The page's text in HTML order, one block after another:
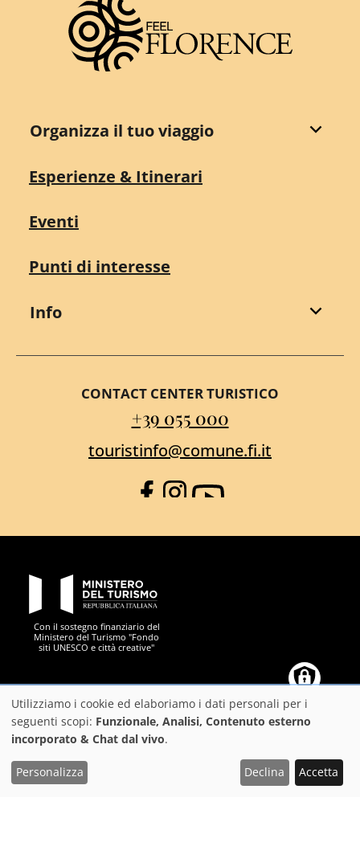
Organizza il tuo viaggio
Esperienze & Itinerari
Eventi
Punti di interesse
Info
CONTACT CENTER TURISTICO
+39 055 000
touristinfo@comune.fi.it
Facebook
Instagram
YouTube
Con il sostegno finanziario del
Ministero del Turismo "Fondo
siti UNESCO e città creative"
Città Metropolitana
https://play.google.com/store/apps/details?
id=it.silfi.feelflorence
https://apps.apple.com/it/app/
Scarica l'App FeelFlorence per organizzare al meglio
Utilizzo
dei
dati
Utilizziamo i cookie ed elaboriamo i dati personali per i
seguenti scopi: Funzionale, Analisi, Contenuto esterno
incorporato & Chat dal vivo.
Personalizza Declina Accetta